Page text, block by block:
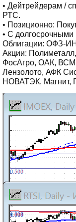
• Дейтрейдерам /
РТС.
• Позиционно:
• С
Облигации: ОФЗ-
Акции:
ФосАгро, ОАК,
Лензолото, АФК
НОВАТЭК, Магнит,